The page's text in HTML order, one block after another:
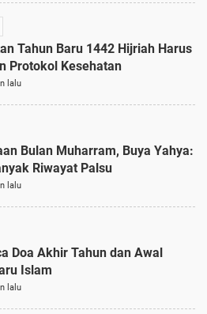
Tahun Baru 1442 Hijriah Harus
Protokol Kesehatan
lalu
Bulan Muharram, Buya Yahya:
Riwayat Palsu
lalu
Doa Akhir Tahun dan Awal
Islam
lalu